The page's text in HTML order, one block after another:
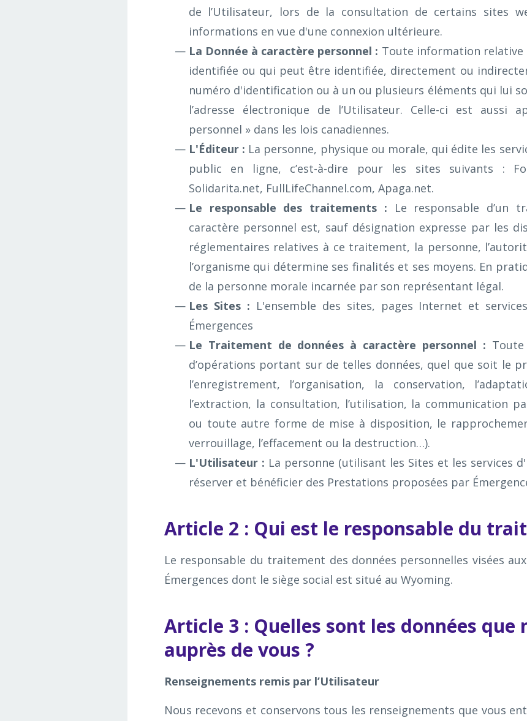
de l’Utilisateur, lors de la consultation de certains sites
informations en vue d'une connexion ultérieure.
La Donnée à caractère personnel : Toute information relative
identifiée ou qui peut être identifiée, directement ou
numéro d'identification ou à un ou plusieurs éléments qui lui
l’adresse électronique de l’Utilisateur. Celle-ci est aussi
personnel » dans les lois canadiennes.
L'Éditeur : La personne, physique ou morale, qui édite les
public en ligne, c’est-à-dire pour les sites suivants :
Solidarita.net, FullLifeChannel.com, Apaga.net.
Le responsable des traitements : Le responsable d’un
caractère personnel est, sauf désignation expresse par les
réglementaires relatives à ce traitement, la personne,
l’organisme qui détermine ses finalités et ses moyens. En
de la personne morale incarnée par son représentant légal.
Les Sites : L'ensemble des sites, pages Internet et
Émergences
Le Traitement de données à caractère personnel :
d’opérations portant sur de telles données, quel que soit le
l’enregistrement, l’organisation, la conservation,
l’extraction, la consultation, l’utilisation, la communication
ou toute autre forme de mise à disposition, le
verrouillage, l’effacement ou la destruction…).
L'Utilisateur : La personne (utilisant les Sites et les services
réserver et bénéficier des Prestations proposées par
Article 2 : Qui est le responsable du
Le responsable du traitement des données personnelles visées
Émergences dont le siège social est situé au Wyoming.
Article 3 : Quelles sont les données que
auprès de vous ?
Renseignements remis par l’Utilisateur
Nous recevons et conservons tous les renseignements que vous